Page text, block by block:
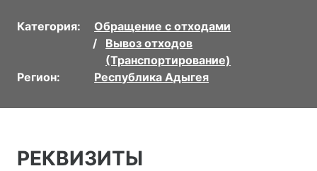
Категория:
Обращение с отходами
Вывоз отходов
(Транспортирование)
Регион:
Республика Адыгея
РЕКВИЗИТЫ